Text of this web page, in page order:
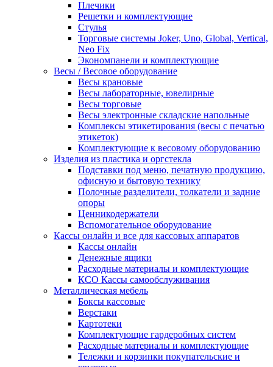
Плечики
Решетки и комплектующие
Стулья
Торговые системы Joker, Uno, Global, Vertical,
Neo Fix
Экономпанели и комплектующие
Весы / Весовое оборудование
Весы крановые
Весы лабораторные, ювелирные
Весы торговые
Весы электронные складские напольные
Комплексы этикетирования (весы с печатью
этикеток)
Комплектующие к весовому оборудованию
Изделия из пластика и оргстекла
Подставки под меню, печатную продукцию,
офисную и бытовую технику
Полочные разделители, толкатели и задние
опоры
Ценникодержатели
Вспомогательное оборудование
Кассы онлайн и все для кассовых аппаратов
Кассы онлайн
Денежные ящики
Расходные материалы и комплектующие
КСО Кассы самообслуживания
Металлическая мебель
Боксы кассовые
Верстаки
Картотеки
Комплектующие гардеробных систем
Расходные материалы и комплектующие
Тележки и корзинки покупательские и